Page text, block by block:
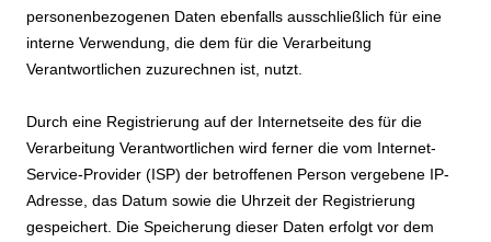
personenbezogenen Daten ebenfalls ausschließlich für eine
interne Verwendung, die dem für die Verarbeitung
Verantwortlichen zuzurechnen ist, nutzt.
Durch eine Registrierung auf der Internetseite des für die
Verarbeitung Verantwortlichen wird ferner die vom Internet-
Service-Provider (ISP) der betroffenen Person vergebene IP-
Adresse, das Datum sowie die Uhrzeit der Registrierung
gespeichert. Die Speicherung dieser Daten erfolgt vor dem